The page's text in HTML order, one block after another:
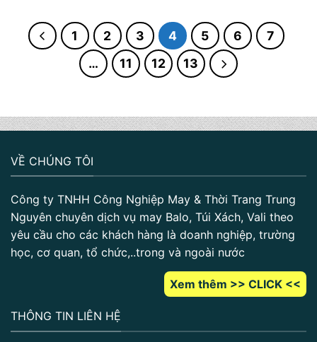
1 2 3 4 5 6
7
…
11 12 13
VỀ CHÚNG TÔI
Công ty TNHH Công Nghiệp May & Thời Trang Trung
Nguyên chuyên dịch vụ may Balo, Túi Xách, Vali theo
yêu cầu cho các khách hàng là doanh nghiệp, trường
học, cơ quan, tổ chức,..trong và ngoài nước
Xem thêm >> CLICK <<
THÔNG TIN LIÊN HỆ